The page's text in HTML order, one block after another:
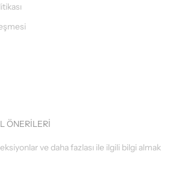
ÖNERİLERİ
ve daha fazlası ile ilgili bilgi almak